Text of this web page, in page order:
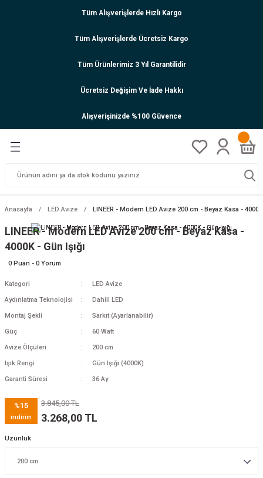
Tüm Alışverişlerde Hızlı Kargo
Tüm Alışverişlerde Ücretsiz Kargo
Tüm Ürünlerimiz 3 Yıl Garantilidir
Ücretsiz Değişim Ve İade Hakkı
Alışverişinizde %100 Güvence
Anasayfa LED Avize LINEER - Modern LED Avize 200 cm - Beyaz Kasa - 4000K
LINEER - Modern LED Avize 200 cm - Beyaz Kasa -
4000K - Gün Işığı
0 Puan - 0 Yorum
Kategori LED Avize
Aydınlatma Teknolojisi Dahili LED
Montaj Şekli Sarkıt (Ayarlanabilir)
Güç 60 Watt
Avize Ölçüleri 200 cm
Işık Rengi Gün Işığı (4000K)
Garanti Süresi 36 Ay
%15
indirim
3.845,00 TL
3.268,00 TL
Uzunluk